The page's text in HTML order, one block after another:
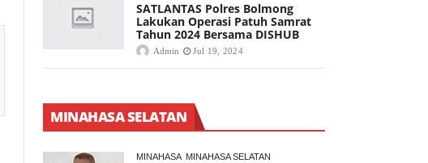
SATLANTAS Polres Bolmong
Lakukan Operasi Patuh Samrat
Tahun 2024 Bersama DISHUB
Admin Jul 19, 2024
MINAHASA SELATAN
MINAHASA MINAHASA SELATAN